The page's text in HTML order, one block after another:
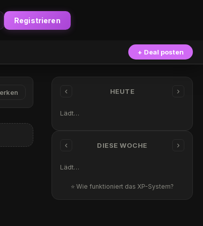
Registrieren
+ Deal posten
‹ HEUTE ›
Lädt…
‹ DIESE WOCHE ›
Lädt…
⭐ Wie funktioniert das XP-System?